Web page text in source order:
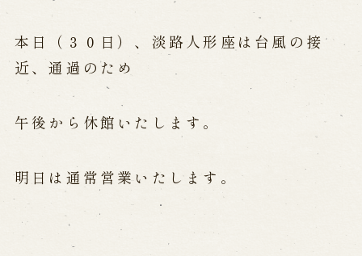
公演カレンダー
開催中の公演
近日開催の公演
出張公演
学校公演
海外旅行客向け特別公演「くにうみ」
本日（３０日）、淡路人形座は台風の接
近、通過のため
午後から休館いたします。
明日は通常営業いたします。